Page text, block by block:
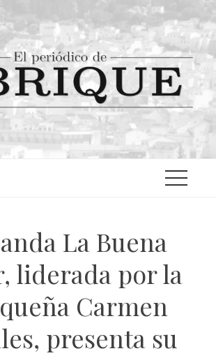
La Buena
liderada por la
Carmen
presenta su